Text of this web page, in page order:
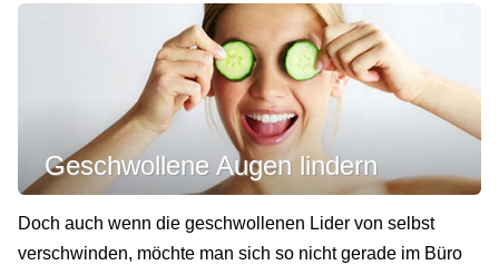
Geschwollene Augen lindern
Doch auch wenn die geschwollenen Lider von selbst
verschwinden, möchte man sich so nicht gerade im Büro